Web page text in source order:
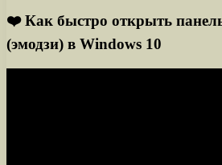
❤️ Как быстро открыть
(эмодзи) в Windows 10